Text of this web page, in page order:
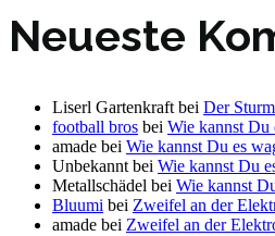
Neueste
Liserl Gartenkraft bei Der
football bros bei Wie kannst Du
amade bei Wie kannst Du es
Unbekannt bei Wie kannst Du
Metallschädel bei Wie kannst
Bluumi bei Zweifel an der
amade bei Zweifel an der